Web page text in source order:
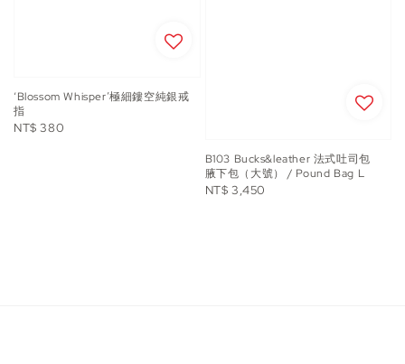
‘Blossom Whisper’極細鏤空純銀戒
指
Regular
NT$ 380
B103 Bucks&leather 法式吐司包
腋下包（大號） / Pound Bag L
Regular
NT$ 3,450